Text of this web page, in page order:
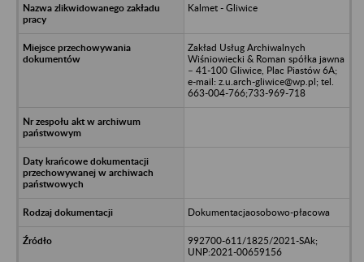
Kalmet - Gliwice
Zakład Usług Archiwalnych
Wiśniowiecki & Roman spółka jawna
– 41-100 Gliwice, Plac Piastów 6A;
e-mail: z.u.arch-gliwice@wp.pl; tel.
663-004-766;733-969-718
Dokumentacjaosobowo-płacowa
992700-611/1825/2021-SAk;
UNP:2021-00659156